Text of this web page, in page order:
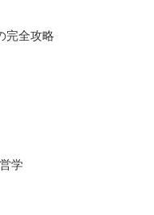
完全攻略
学